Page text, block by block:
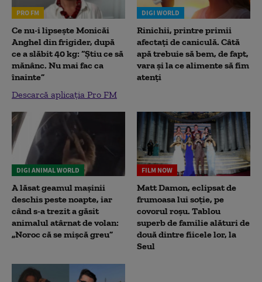
PRO FM
Ce nu-i lipsește Monicăi
Anghel din frigider, după
ce a slăbit 40 kg: “Știu ce să
mănânc. Nu mai fac ca
înainte”
Descarcă aplicația Pro FM
DIGI WORLD
Rinichii, printre primii
afectați de caniculă. Câtă
apă trebuie să bem, de fapt,
vara și la ce alimente să fim
atenți
DIGI ANIMAL WORLD
A lăsat geamul mașinii
deschis peste noapte, iar
când s-a trezit a găsit
animalul atârnat de volan:
„Noroc că se mișcă greu”
FILM NOW
Matt Damon, eclipsat de
frumoasa lui soție, pe
covorul roșu. Tablou
superb de familie alături de
două dintre fiicele lor, la
Seul